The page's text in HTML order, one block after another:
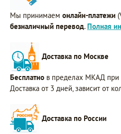
Мы принимаем онлайн-платежи
безналичный перевод. Полная
Доставка по Москве
Бесплатно в пределах МКАД при
Доставка от 3 дней, зависит от
Доставка по России